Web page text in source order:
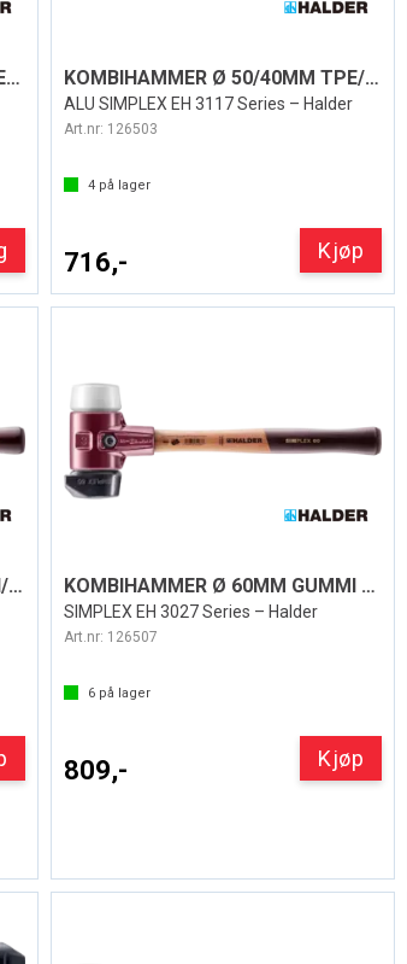
KOMBIHAMMER TPE-SOFT / TPE-MID 30-80MM KOMBIHAMMER Ø 50/40MM TPE/SUPERPLAST
ALU SIMPLEX EH 3117 Series – Halder
Art.nr: 126503
4 på lager
716,- Kjøp
KOMBIHAMMER Ø 50MM GUMMI/SUPERPLAST KOMBIHAMMER Ø 60MM GUMMI STAND-UP/SUPERP
SIMPLEX EH 3027 Series – Halder
Art.nr: 126507
6 på lager
809,- Kjøp